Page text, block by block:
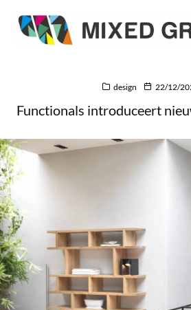
design 22/12/
Functionals introduceert